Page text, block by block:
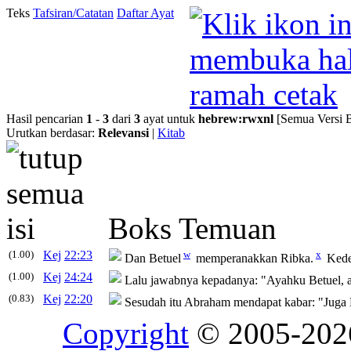
Teks Tafsiran/Catatan Daftar Ayat
Hasil pencarian 1 - 3 dari 3 ayat untuk hebrew:rwxnl [Semua Versi
Urutkan berdasar: Relevansi | Kitab
Boks Temuan
(1.00) Kej 22:23 Dan Betuel w memperanakkan Ribka. x
(1.00) Kej 24:24 Lalu jawabnya kepadanya: "Ayahku Betuel,
(0.83) Kej 22:20 Sesudah itu Abraham mendapat kabar:
Copyright © 2005-